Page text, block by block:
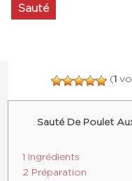
Sauté
(1
Sauté De Poulet
1 Ingrédients
2 Préparation